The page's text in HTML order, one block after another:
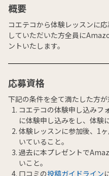
概要
コエテコから体験レッスンに
していただいた方全員に
ントいたします。
応募資格
下記の条件を全て満たした方が
コエテコの体験申し込みフ
に体験申し込みをし、体験
体験レッスンに参加後、1
いていること。
過去に本プレゼントで
いこと。
口コミの投稿ガイドライン